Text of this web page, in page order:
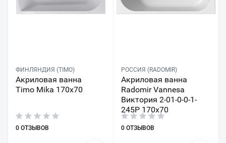
ФИНЛЯНДИЯ (TIMO)
Акриловая ванна
Timo Mika 170х70
0 ОТЗЫВОВ
РОССИЯ (RADOMIR)
Акриловая ванна
Radomir Vannesa
Виктория 2-01-0-0-1-
245Р 170x70
0 ОТЗЫВОВ